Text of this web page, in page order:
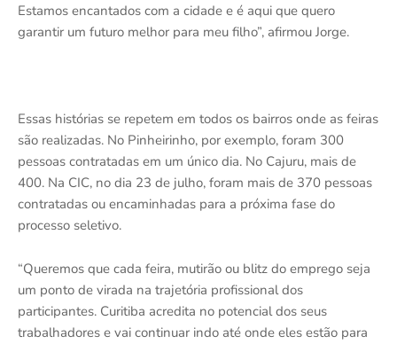
Estamos encantados com a cidade e é aqui que quero
garantir um futuro melhor para meu filho”, afirmou Jorge.
Essas histórias se repetem em todos os bairros onde as feiras
são realizadas. No Pinheirinho, por exemplo, foram 300
pessoas contratadas em um único dia. No Cajuru, mais de
400. Na CIC, no dia 23 de julho, foram mais de 370 pessoas
contratadas ou encaminhadas para a próxima fase do
processo seletivo.
“Queremos que cada feira, mutirão ou blitz do emprego seja
um ponto de virada na trajetória profissional dos
participantes. Curitiba acredita no potencial dos seus
trabalhadores e vai continuar indo até onde eles estão para